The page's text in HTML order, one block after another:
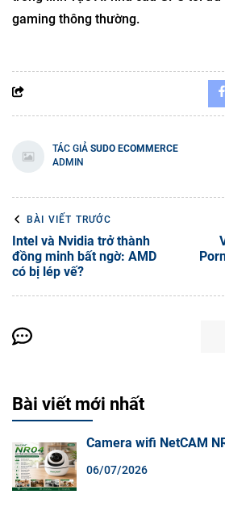
gaming thông thường.
TÁC GIẢ SUDO ECOMMERCE
ADMIN
BÀI VIẾT TRƯỚC
Intel và Nvidia trở thành
đồng minh bất ngờ: AMD
có bị lép vế?
Bài viết mới nhất
Camera wifi NetCAM
06/07/2026